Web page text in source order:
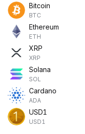
Bitcoin
BTC
Ethereum
ETH
XRP
XRP
Solana
SOL
Cardano
ADA
USD1
USD1